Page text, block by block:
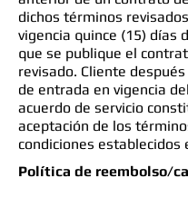
dichos términos
vigencia quince (15) días
que se publique el
revisado. Cliente
de entrada en vigencia
acuerdo de servicio
aceptación de los
condiciones establecidos
Política de reembolso/